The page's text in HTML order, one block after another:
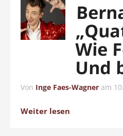
Wie
Und
Von Inge Faes-Wagner am
Weiter lesen